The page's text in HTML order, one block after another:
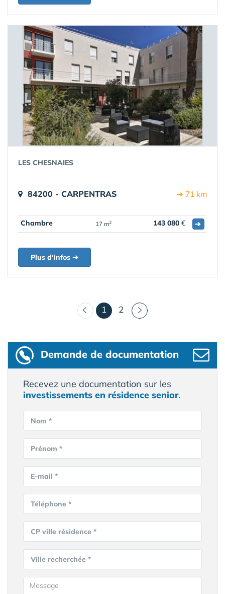
LES CHESNAIES
84200 - CARPENTRAS ➔ 71 km
Chambre 17 m2 143 080 € ➔
Plus d'infos ➔
1 (courant)
2
Demande de documentation
Recevez une documentation sur les
investissements en résidence senior.
Nom *
Prénom *
E-mail *
Téléphone *
CP ville résidence *
Ville recherchée *